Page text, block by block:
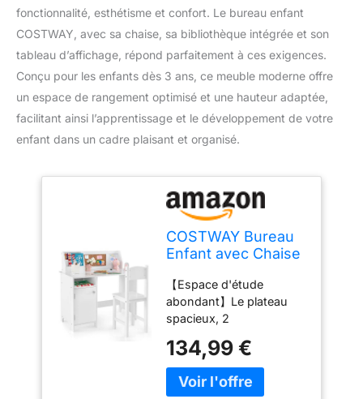
fonctionnalité, esthétisme et confort. Le bureau enfant
COSTWAY, avec sa chaise, sa bibliothèque intégrée et son
tableau d’affichage, répond parfaitement à ces exigences.
Conçu pour les enfants dès 3 ans, ce meuble moderne offre
un espace de rangement optimisé et une hauteur adaptée,
facilitant ainsi l’apprentissage et le développement de votre
enfant dans un cadre plaisant et organisé.
COSTWAY Bureau
Enfant avec Chaise
Tableau
d'Affichage, Table
Enfant en Bois avec
Espace de
Rangement,
Hauteur
Raisonnable 61 cm,
【Espace d'étude
abondant】Le plateau
spacieux, 2
avec porte offrent aux
enfants suffisamment
d'espace pour étudier et
134,99 €